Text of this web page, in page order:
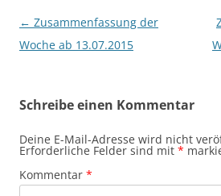
Beitragsnavigation
← Zusammenfassung der
Woche ab 13.07.2015
Schreibe einen Kommentar
Deine E-Mail-Adresse wird nicht
Erforderliche Felder sind mit *
Kommentar *